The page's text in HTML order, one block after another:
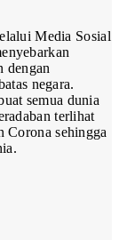
Media Sosial
dengan
negara.
semua dunia
terlihat
Corona sehingga